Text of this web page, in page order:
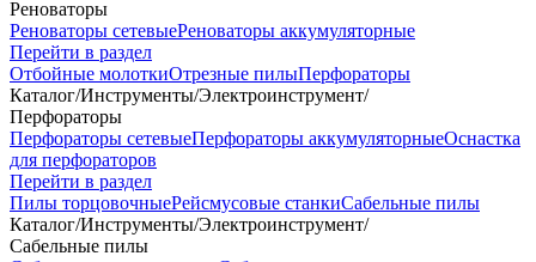
Реноваторы
Реноваторы сетевыеРеноваторы аккумуляторные
Перейти в раздел
Отбойные молоткиОтрезные пилыПерфораторы
Каталог/Инструменты/Электроинструмент/
Перфораторы
Перфораторы сетевыеПерфораторы аккумуляторныеОснастка
для перфораторов
Перейти в раздел
Пилы торцовочныеРейсмусовые станкиСабельные пилы
Каталог/Инструменты/Электроинструмент/
Сабельные пилы